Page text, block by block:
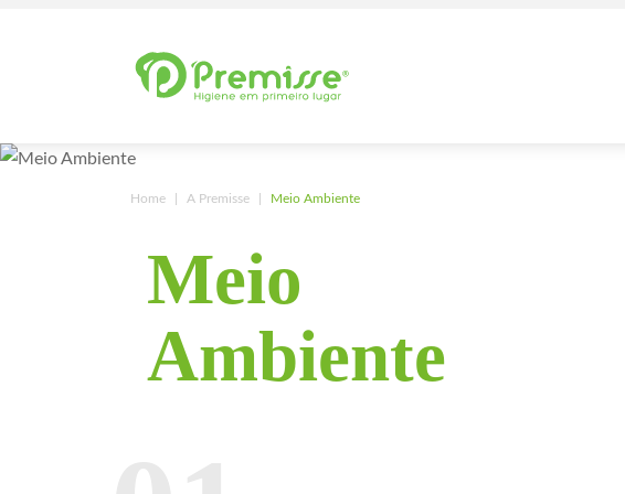
Home A Premisse Meio Ambiente
Meio
Ambiente